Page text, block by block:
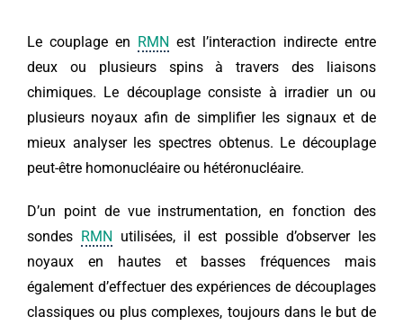
Le couplage en RMN est l’interaction indirecte entre
deux ou plusieurs spins à travers des liaisons
chimiques. Le découplage consiste à irradier un ou
plusieurs noyaux afin de simplifier les signaux et de
mieux analyser les spectres obtenus. Le découplage
peut-être homonucléaire ou hétéronucléaire.
D’un point de vue instrumentation, en fonction des
sondes RMN utilisées, il est possible d’observer les
noyaux en hautes et basses fréquences mais
également d’effectuer des expériences de découplages
classiques ou plus complexes, toujours dans le but de